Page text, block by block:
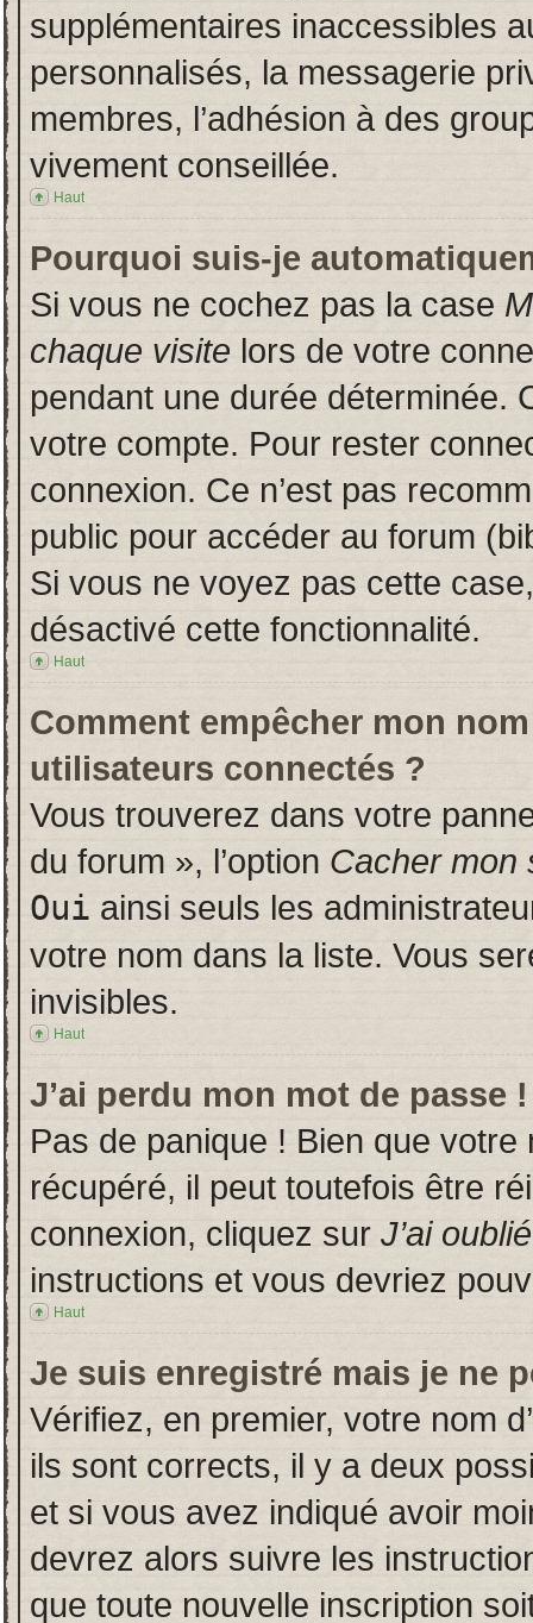
supplémentaires inaccessibles
personnalisés, la messagerie
membres, l’adhésion à des
vivement conseillée.
Haut
Pourquoi suis-je
Si vous ne cochez pas la case
chaque visite lors de votre
pendant une durée déterminée.
votre compte. Pour rester
connexion. Ce n’est pas
public pour accéder au forum
Si vous ne voyez pas cette
désactivé cette fonctionnalité.
Haut
Comment empêcher mon
utilisateurs connectés ?
Vous trouverez dans votre
du forum », l’option Cacher mon
Oui ainsi seuls les
votre nom dans la liste. Vous
invisibles.
Haut
J’ai perdu mon mot de passe !
Pas de panique ! Bien que
récupéré, il peut toutefois être
connexion, cliquez sur J’ai
instructions et vous devriez
Haut
Je suis enregistré mais je ne
Vérifiez, en premier, votre nom
ils sont corrects, il y a deux
et si vous avez indiqué avoir
devrez alors suivre les
que toute nouvelle inscription